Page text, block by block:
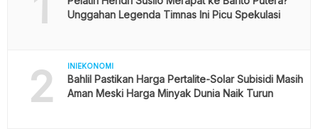
Unggahan Legenda Timnas Ini Picu Spekulasi
2 INIEKONOMI
Bahlil Pastikan Harga Pertalite-Solar Subisidi Masih
Aman Meski Harga Minyak Dunia Naik Turun